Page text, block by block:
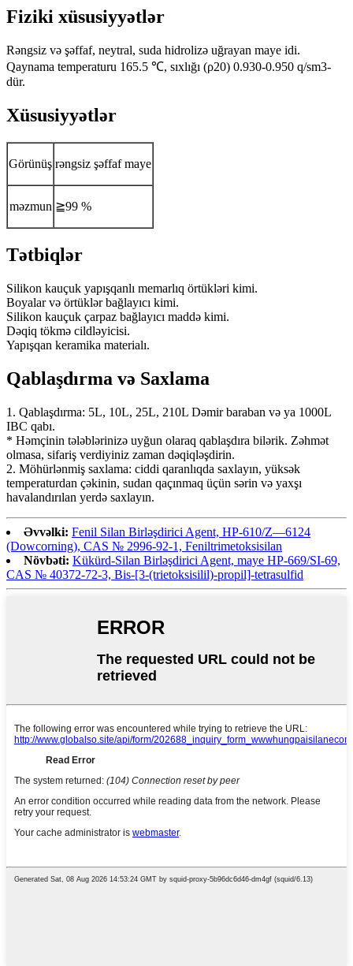
Fiziki xüsusiyyətlər
Rəngsiz və şəffaf, neytral, suda hidrolizə uğrayan maye idi.
Qaynama temperaturu 165.5 ℃, sıxlığı (ρ20) 0.930-0.950 q/sm3-
dür.
Xüsusiyyətlər
Görünüş rəngsiz şəffaf maye
məzmun ≧99 %
Tətbiqlər
Silikon kauçuk yapışqanlı memarlıq örtükləri kimi.
Boyalar və örtüklər bağlayıcı kimi.
Silikon kauçuk çarpaz bağlayıcı maddə kimi.
Dəqiq tökmə cildləyicisi.
Yapışqan keramika materialı.
Qablaşdırma və Saxlama
1. Qablaşdırma: 5L, 10L, 25L, 210L Dəmir baraban və ya 1000L
IBC qabı.
* Həmçinin tələblərinizə uyğun olaraq qablaşdıra bilərik. Zəhmət
olmasa, sifariş verdiyiniz zaman dəqiqləşdirin.
2. Möhürlənmiş saxlama: ciddi qaranlıqda saxlayın, yüksək
temperaturdan çəkinin, sudan qaçınmaq üçün sərin və yaxşı
havalandırılan yerdə saxlayın.
Əvvəlki: Fenil Silan Birləşdirici Agent, HP-610/Z—6124
(Dowcorning), CAS № 2996-92-1, Feniltrimetoksisilan
Növbəti: Kükürd-Silan Birləşdirici Agent, maye HP-669/SI-69,
CAS № 40372-72-3, Bis-[3-(trietoksisilil)-propil]-tetrasulfid